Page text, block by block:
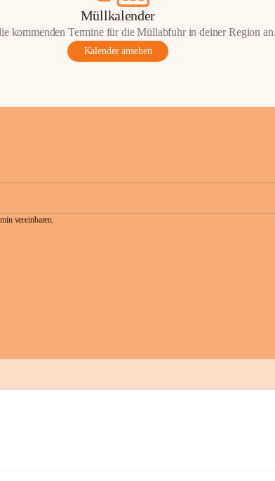
Müllkalender
kommenden Termine für die Müllabfuhr in deiner Region
Kalender ansehen
vereinbaren.